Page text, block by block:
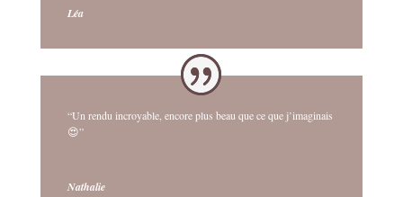
Léa
“Un rendu incroyable, encore plus beau que ce que j’imaginais
😍”
Nathalie